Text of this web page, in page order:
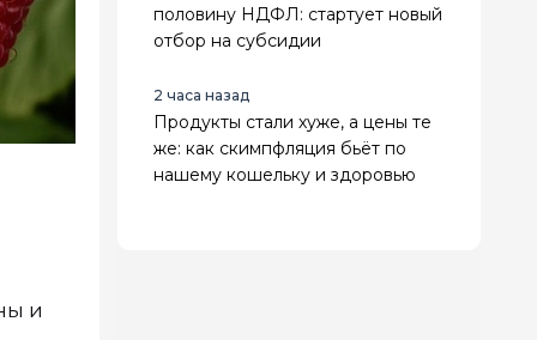
и
половину НДФЛ: стартует новый
отбор на субсидии
2 часа назад
Продукты стали хуже, а цены те
же: как скимпфляция бьёт по
нашему кошельку и здоровью